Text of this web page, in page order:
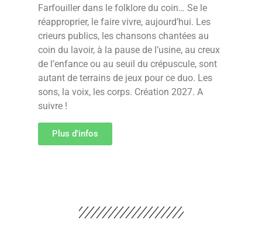
Farfouiller dans le folklore du coin… Se le
réapproprier, le faire vivre, aujourd’hui. Les
crieurs publics, les chansons chantées au
coin du lavoir, à la pause de l’usine, au creux
de l’enfance ou au seuil du crépuscule, sont
autant de terrains de jeux pour ce duo. Les
sons, la voix, les corps. Création 2027. A
suivre !
Plus d'infos